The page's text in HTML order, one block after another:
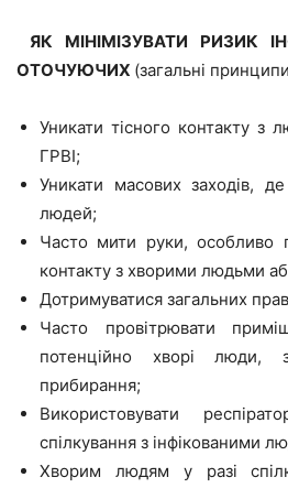
ЯК МІНІМІЗУВАТИ РИЗИК
ОТОЧУЮЧИХ (загальні
Уникати тісного контакту з
ГРВІ;
Уникати масових заходів,
людей;
Часто мити руки, особливо
контакту з хворими людьми
Дотримуватися загальних
Часто провітрювати
потенційно хворі люди,
прибирання;
Використовувати
спілкування з інфікованими
Хворим людям у разі